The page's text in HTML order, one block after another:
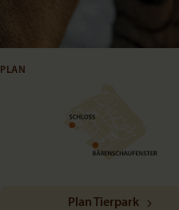
PLAN
Plan Tierpark